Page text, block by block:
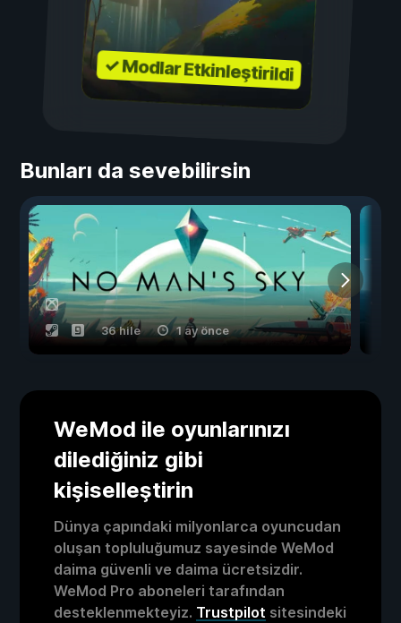
✓ Modlar Etkinleştirildi
Bunları da sevebilirsin
36 hile 1 ay önce
WeMod ile oyunlarınızı
dilediğiniz gibi
kişiselleştirin
Dünya çapındaki milyonlarca oyuncudan
oluşan topluluğumuz sayesinde WeMod
daima güvenli ve daima ücretsizdir.
WeMod Pro aboneleri tarafından
desteklenmekteyiz. Trustpilot sitesindeki